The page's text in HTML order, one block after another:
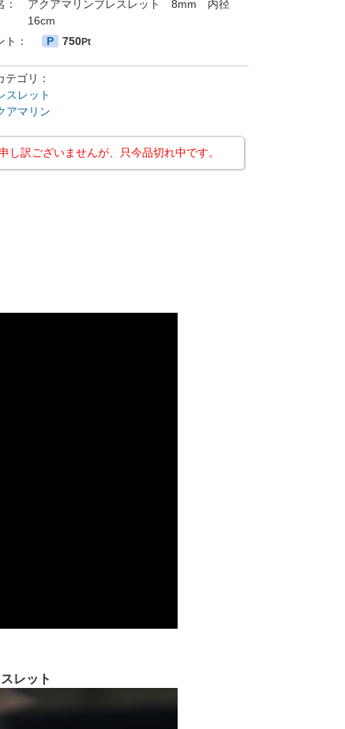
：
アクアマリンブレスレット 8mm 内径
16cm
ト：
P 750Pt
テゴリ：
スレット
アマリン
し訳ございませんが、只今品切れ中です。
レット